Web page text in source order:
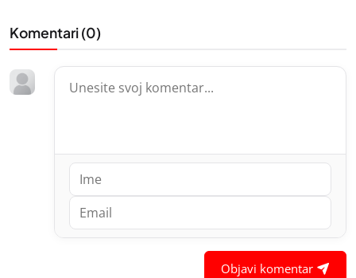
Komentari (0)
Objavi komentar